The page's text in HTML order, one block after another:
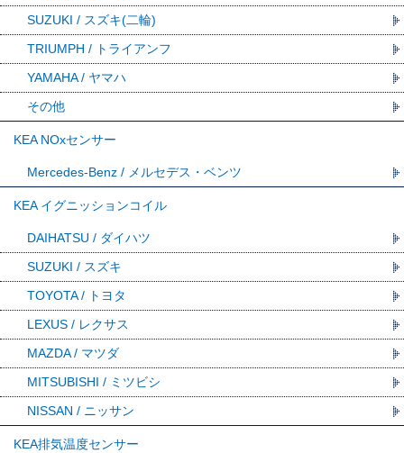
SUZUKI / スズキ(二輪)
TRIUMPH / トライアンフ
YAMAHA / ヤマハ
その他
KEA NOxセンサー
Mercedes-Benz / メルセデス・ベンツ
KEA イグニッションコイル
DAIHATSU / ダイハツ
SUZUKI / スズキ
TOYOTA / トヨタ
LEXUS / レクサス
MAZDA / マツダ
MITSUBISHI / ミツビシ
NISSAN / ニッサン
KEA排気温度センサー